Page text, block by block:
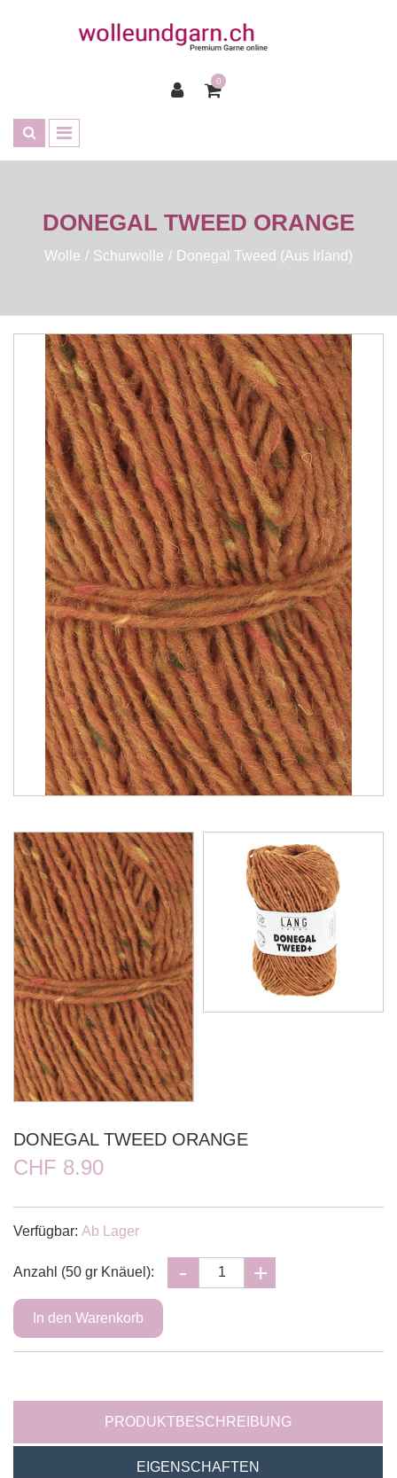
0
DONEGAL TWEED ORANGE
Wolle Schurwolle Donegal Tweed (aus Irland)
DONEGAL TWEED ORANGE
CHF 8.90
Verfügbar: Ab Lager
Anzahl (50 gr Knäuel):
PRODUKTBESCHREIBUNG
EIGENSCHAFTEN